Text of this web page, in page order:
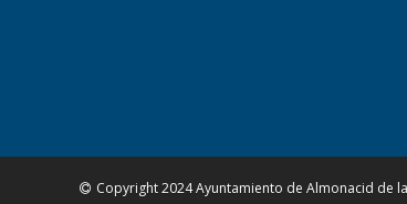
Copyright 2024 Ayuntamiento de Almonacid de